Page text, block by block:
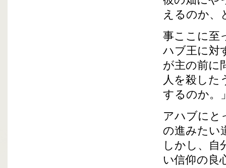
えるのか、
事ここに至
ハブ王に対
が主の前に
人を殺した
するのか。
アハブにと
の進みたい
しかし、自
い信仰の良